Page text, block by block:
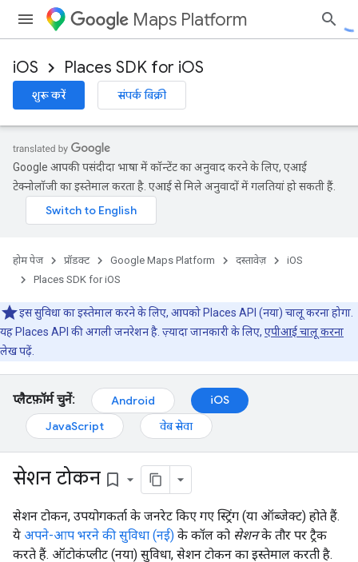
Maps Platform
iOS Places SDK for iOS
शुरू करें संपर्क बिक्री
Google आपकी पसंदीदा भाषा में कॉन्टेंट का अनुवाद करने के लिए, एआई
टेक्नोलॉजी का इस्तेमाल करता है. एआई से मिले अनुवादों में गलतियां हो सकती हैं.
होम पेज प्रॉडक्ट Google Maps Platform दस्तावेज़
iOS
Places SDK for iOS
इस सुविधा का इस्तेमाल करने के लिए, आपको Places API (नया) चालू करना होगा.
यह Places API की अगली जनरेशन है. ज़्यादा जानकारी के लिए, एपीआई चालू करना
लेख पढ़ें.
प्लैटफ़ॉर्म चुनें: Android
iOS
JavaScript
वेब सेवा
सेशन टोकन bookmark_border
सेशन टोकन, उपयोगकर्ता के जनरेट किए गए स्ट्रिंग (या ऑब्जेक्ट) होते हैं.
ये अपने-आप भरने की सुविधा (नई) के कॉल को सेशनके तौर पर ट्रैक
करते हैं. ऑटोकंप्लीट (नया) सुविधा, सेशन टोकन का इस्तेमाल करती है.